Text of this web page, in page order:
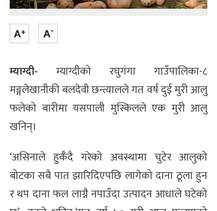
म्याग्दी- म्याग्दीको रघुगंगा गाउँपालिका-८
मङ्गलेखानीकी बलदेवी छन्त्यालले गत वर्ष दुई मुरी आलु
फलेको बारीमा यसपाली मुस्किलले एक मुरी आलु
खनिन्।
‘असिनाले हुर्कँदै गरेको अवस्थामा चुटेर आलुको
बोटका सबै पात झारिदिएपछि लागेको दाना ठूला हुन
र थप दाना फल लाग्नै नपाउँदा उत्पादन आधाले घटेको